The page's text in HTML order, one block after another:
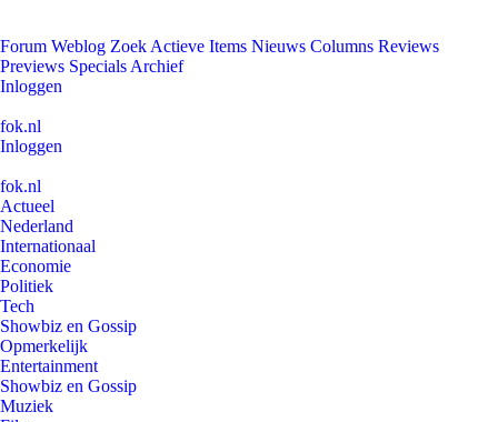
Forum Weblog Zoek Actieve Items Nieuws Columns Reviews
Previews Specials Archief
Inloggen
fok.nl
Inloggen
fok.nl
Actueel
Nederland
Internationaal
Economie
Politiek
Tech
Showbiz en Gossip
Opmerkelijk
Entertainment
Showbiz en Gossip
Muziek